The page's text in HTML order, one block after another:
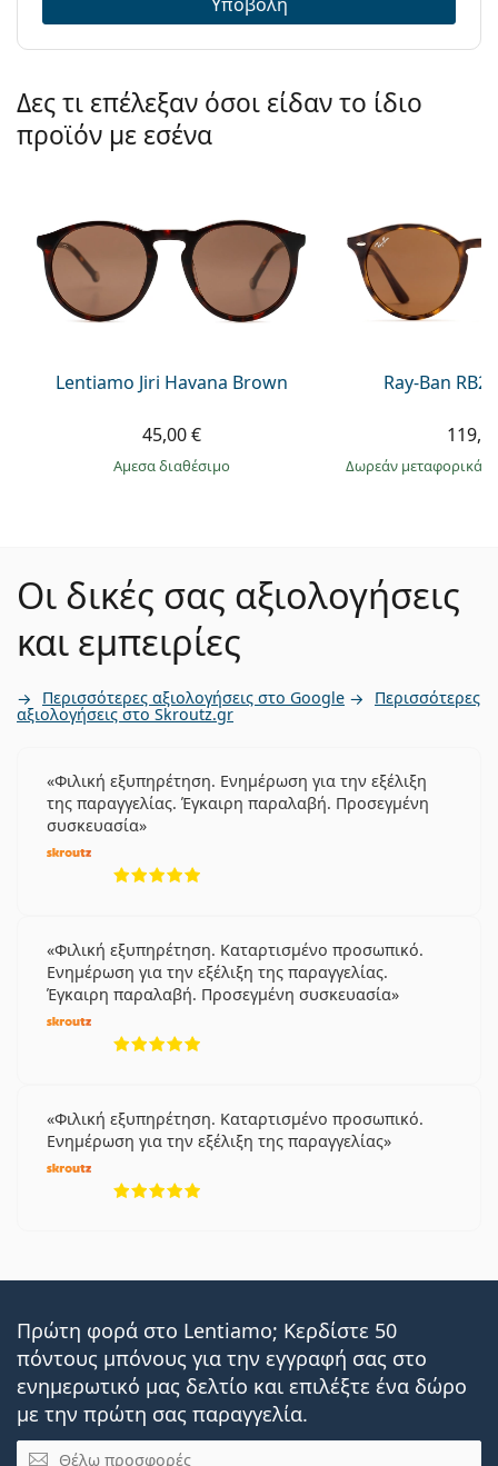
Δες τι επέλεξαν όσοι είδαν το ίδιο
προϊόν με εσένα
Lentiamo Jiri Havana Brown
45,00 €
άμεσα διαθέσιμο
Ray-Ban
Δωρεάν μεταφορικά
Οι δικές σας αξιολογήσεις
και εμπειρίες
Περισσότερες αξιολογήσεις στο Google Περισσότερες
αξιολογήσεις στο Skroutz.gr
Φιλική εξυπηρέτηση. Ενημέρωση για την εξέλιξη
της παραγγελίας. Έγκαιρη παραλαβή. Προσεγμένη
συσκευασία
Φιλική εξυπηρέτηση. Καταρτισμένο προσωπικό.
Ενημέρωση για την εξέλιξη της παραγγελίας.
Έγκαιρη παραλαβή. Προσεγμένη συσκευασία
Φιλική εξυπηρέτηση. Καταρτισμένο προσωπικό.
Ενημέρωση για την εξέλιξη της παραγγελίας
Πρώτη φορά στο Lentiamo; Κερδίστε 50
πόντους μπόνους για την εγγραφή σας στο
ενημερωτικό μας δελτίο και επιλέξτε ένα δώρο
με την πρώτη σας παραγγελία.
Email